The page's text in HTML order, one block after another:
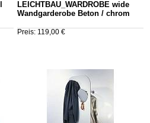
LEICHTBAU_WARDROBE wide
Wandgarderobe Beton / chrom
Preis: 119,00 €